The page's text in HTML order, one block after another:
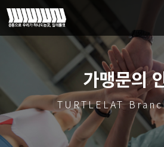
가맹문의
TURTLELAT